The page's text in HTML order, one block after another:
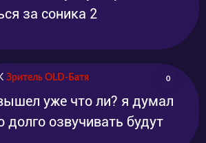
за соника 2
Зритель OLD-Батя 0
уже что ли? я думал
долго озвучивать будут